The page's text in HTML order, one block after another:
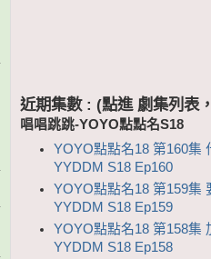
近期集數 : (點進 劇集列表
唱唱跳跳-YOYO點點名S18
YOYO點點名18 第160集
YYDDM S18 Ep160
YOYO點點名18 第159集
YYDDM S18 Ep159
YOYO點點名18 第158集
YYDDM S18 Ep158